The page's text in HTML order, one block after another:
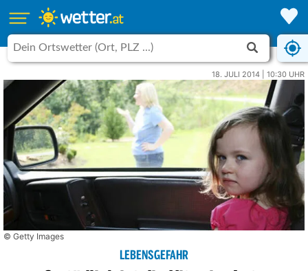
18. JULI 2014 | 10:30 UHR
© Getty Images
LEBENSGEFAHR